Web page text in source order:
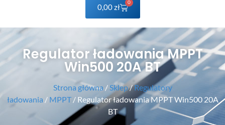
0,00zł
0
Regulator ładowania MPPT
Win500 20A BT
Strona główna / Sklep/Regulatory
ładowania / MPPT/ Regulator ładowania MPPT Win500 20A
BT